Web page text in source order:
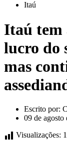
Itaú
Itaú tem
lucro do
mas
Escrito por:
09 de agosto
Visualizações: 1